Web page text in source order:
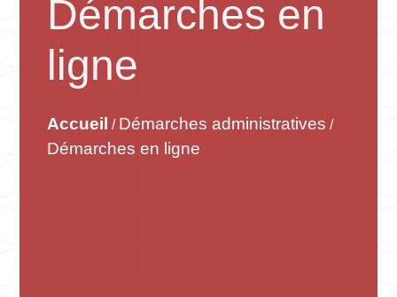
Démarches en
ligne
Accueil / Démarches administratives /
Démarches en ligne